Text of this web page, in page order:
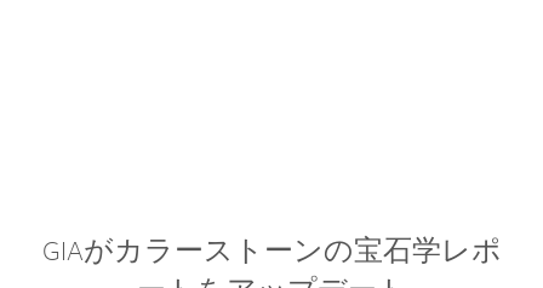
GIAがカラーストーンの宝石学レポ